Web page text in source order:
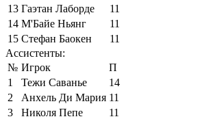
13 Гаэтан Лаборде
11
14 М'Байе Ньянг
11
15 Стефан Баокен
11
Ассистенты:
№ Игрок
П
1
Тежи Саванье
14
2
Анхель Ди Мария 11
3
Николя Пепе
11